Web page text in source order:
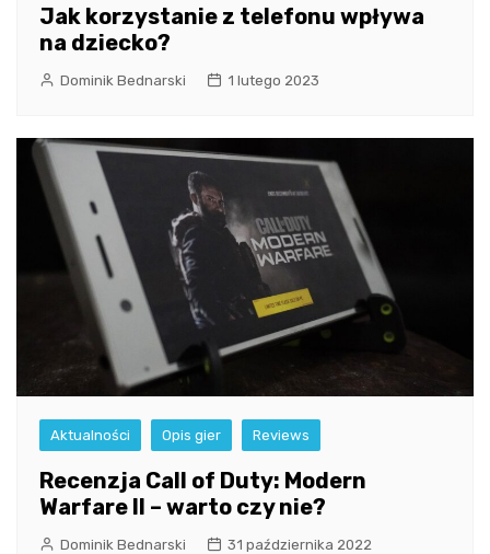
Jak korzystanie z telefonu wpływa
na dziecko?
Dominik Bednarski 1 lutego 2023
Aktualności Opis gier Reviews
Recenzja Call of Duty: Modern
Warfare II – warto czy nie?
Dominik Bednarski 31 października 2022